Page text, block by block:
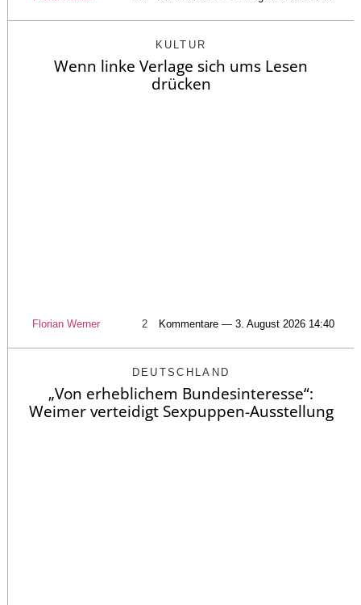
KULTUR
Wenn linke Verlage sich ums Lesen
drücken
Florian Werner 2 Kommentare — 3. August 2026 14:40
DEUTSCHLAND
„Von erheblichem Bundesinteresse“:
Weimer verteidigt Sexpuppen-Ausstellung